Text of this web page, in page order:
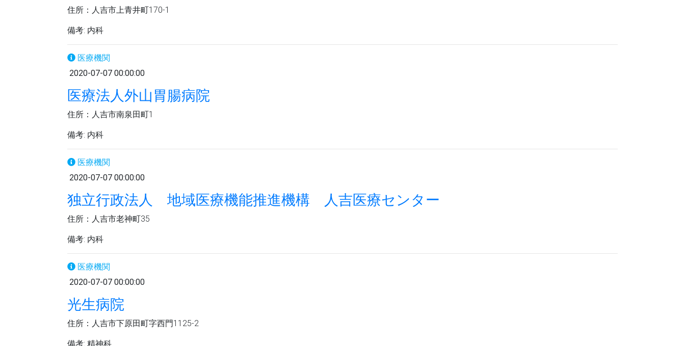
住所：人吉市上青井町170-1
備考: 内科
医療機関
2020-07-07 00:00:00
医療法人外山胃腸病院
住所：人吉市南泉田町1
備考: 内科
医療機関
2020-07-07 00:00:00
独立行政法人 地域医療機能推進機構 人吉医療センター
住所：人吉市老神町35
備考: 内科
医療機関
2020-07-07 00:00:00
光生病院
住所：人吉市下原田町字西門1125-2
備考: 精神科